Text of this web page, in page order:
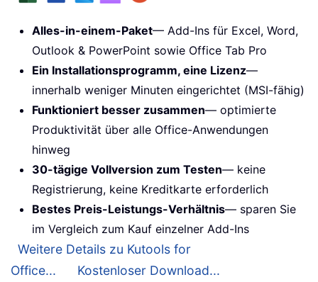
Alles-in-einem-Paket— Add-Ins für Excel, Word,
Outlook & PowerPoint sowie Office Tab Pro
Ein Installationsprogramm, eine Lizenz—
innerhalb weniger Minuten eingerichtet (MSI-fähig)
Funktioniert besser zusammen— optimierte
Produktivität über alle Office-Anwendungen
hinweg
30-tägige Vollversion zum Testen— keine
Registrierung, keine Kreditkarte erforderlich
Bestes Preis-Leistungs-Verhältnis— sparen Sie
im Vergleich zum Kauf einzelner Add-Ins
Weitere Details zu Kutools for
Office...
Kostenloser Download...